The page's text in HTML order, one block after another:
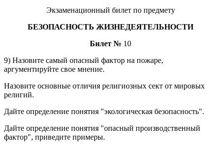
Экзаменационный билет по предмету
БЕЗОПАСНОСТЬ ЖИЗНЕДЕЯТЕЛЬНОСТИ
Билет № 10
9) Назовите самый опасный фактор на пожаре,
аргументируйте свое мнение.
Назовите основные отличия религиозных сект от мировых
религий.
Дайте определение понятия "экологическая безопасность".
Дайте определение понятия "опасный производственный
фактор", приведите примеры.